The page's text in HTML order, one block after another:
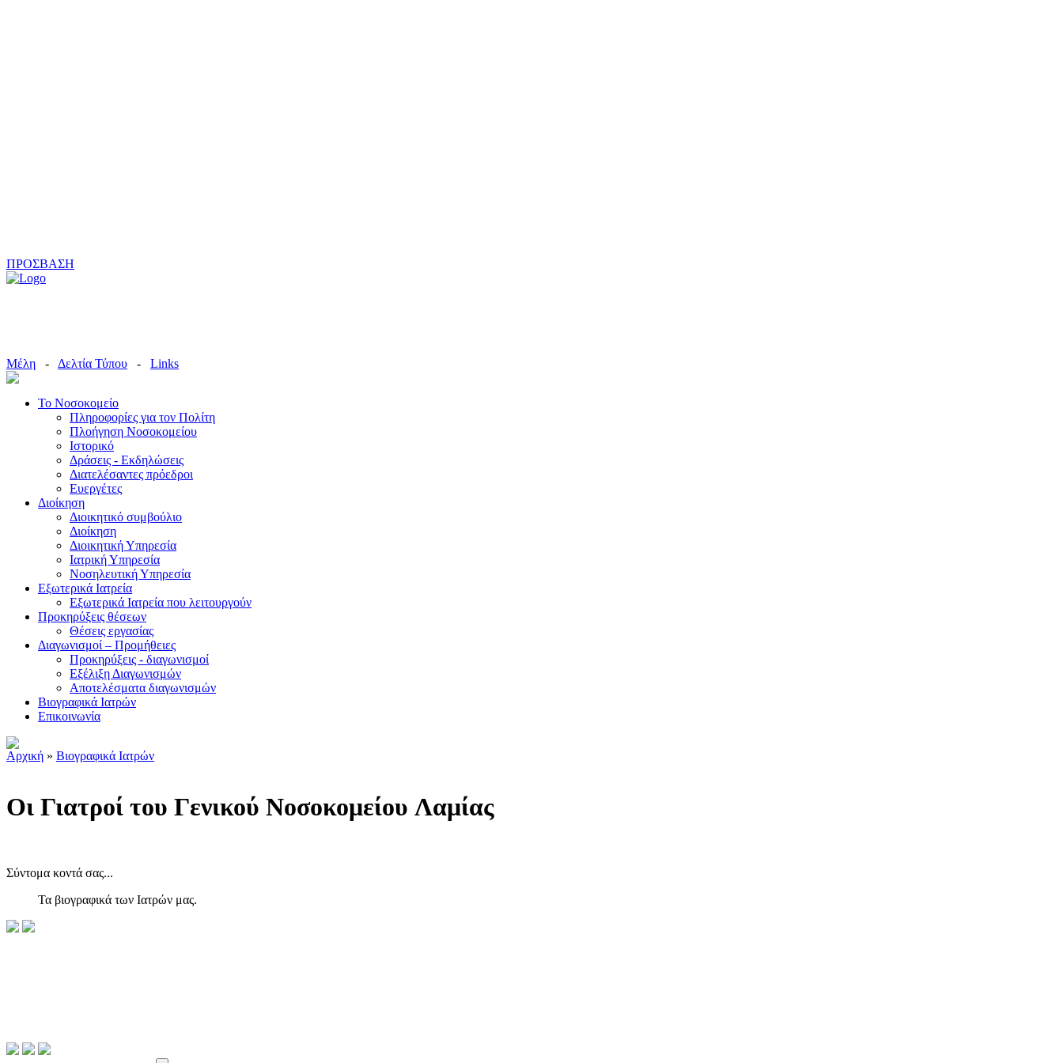
ΠΡΟΣΒΑΣΗ
Μέλη - Δελτία Τύπου - Links
Το Νοσοκομείο
Πληροφορίες για τον Πολίτη
Πλοήγηση Νοσοκομείου
Ιστορικό
Δράσεις - Εκδηλώσεις
Διατελέσαντες πρόεδροι
Ευεργέτες
Διοίκηση
Διοικητικό συμβούλιο
Διοίκηση
Διοικητική Υπηρεσία
Ιατρική Υπηρεσία
Νοσηλευτική Υπηρεσία
Εξωτερικά Ιατρεία
Εξωτερικά Ιατρεία που λειτουργούν
Προκηρύξεις θέσεων
Θέσεις εργασίας
Διαγωνισμοί – Προμήθειες
Προκηρύξεις - διαγωνισμοί
Εξέλιξη Διαγωνισμών
Αποτελέσματα διαγωνισμών
Βιογραφικά Ιατρών
Επικοινωνία
Αρχική » Βιογραφικά Ιατρών
Οι Γιατροί του Γενικού Νοσοκομείου Λαμίας
Σύντομα κοντά σας...
Τα βιογραφικά των Ιατρών μας.